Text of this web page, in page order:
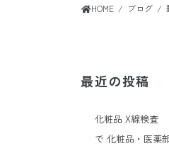
HOME ブログ
最近の投稿
化粧品 X線検
で 化粧品・医薬